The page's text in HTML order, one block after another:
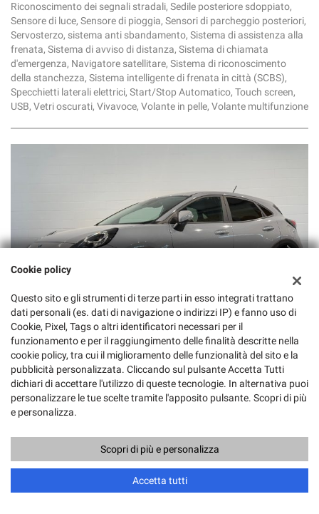
Riconoscimento dei segnali stradali, Sedile posteriore sdoppiato,
Sensore di luce, Sensore di pioggia, Sensori di parcheggio posteriori,
Servosterzo, sistema anti sbandamento, Sistema di assistenza alla
frenata, Sistema di avviso di distanza, Sistema di chiamata
d'emergenza, Navigatore satellitare, Sistema di riconoscimento
della stanchezza, Sistema intelligente di frenata in città (SCBS),
Specchietti laterali elettrici, Start/Stop Automatico, Touch screen,
USB, Vetri oscurati, Vivavoce, Volante in pelle, Volante multifunzione
16.500 Euro
FORD Puma 1.0EcoBoost Hybrid 125cv Titanium
GAR.UFF.05/2030
92 KW/125 CV
Elettrica/Benzina
Cambio Manuale (6)
Cookie policy
Questo sito e gli strumenti di terze parti in esso integrati trattano
dati personali (es. dati di navigazione o indirizzi IP) e fanno uso di
Cookie, Pixel, Tags o altri identificatori necessari per il
funzionamento e per il raggiungimento delle finalità descritte nella
cookie policy, tra cui il miglioramento delle funzionalità del sito e la
pubblicità personalizzata. Cliccando sul pulsante Accetta Tutti
dichiari di accettare l'utilizzo di queste tecnologie. In alternativa puoi
personalizzare le tue scelte tramite l'apposito pulsante. Scopri di più
e personalizza.
Scopri di più e personalizza
Accetta tutti